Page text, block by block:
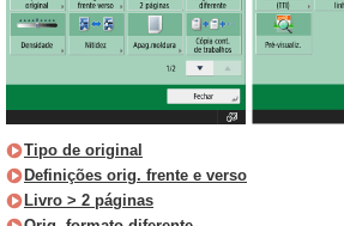
Tipo de original
Definições orig. frente e verso
Livro > 2 páginas